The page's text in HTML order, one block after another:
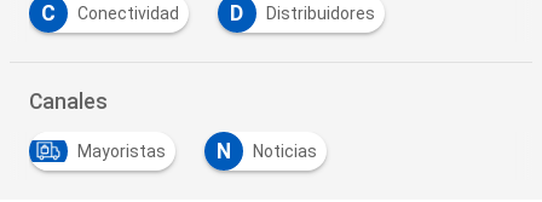
C Conectividad D Distribuidores
Canales
Mayoristas N Noticias